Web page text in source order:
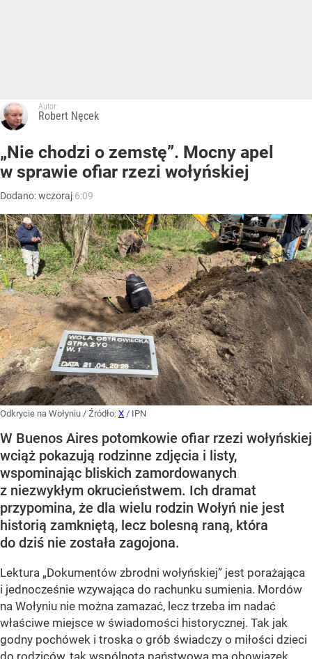
Autor:
Robert Nęcek
„Nie chodzi o zemstę”. Mocny apel
w sprawie ofiar rzezi wołyńskiej
Dodano:wczoraj 6:09
Odkrycie na Wołyniu / Źródło: X / IPN
W Buenos Aires potomkowie ofiar rzezi wołyńskiej
wciąż pokazują rodzinne zdjęcia i listy,
wspominając bliskich zamordowanych
z niezwykłym okrucieństwem. Ich dramat
przypomina, że dla wielu rodzin Wołyń nie jest
historią zamkniętą, lecz bolesną raną, która
do dziś nie została zagojona.
Lektura „Dokumentów zbrodni wołyńskiej” jest porażająca
i jednocześnie wzywająca do rachunku sumienia. Mordów
na Wołyniu nie można zamazać, lecz trzeba im nadać
właściwe miejsce w świadomości historycznej. Tak jak
godny pochówek i troska o grób świadczy o miłości dzieci
do rodziców, tak wspólnota państwowa ma obowiązek